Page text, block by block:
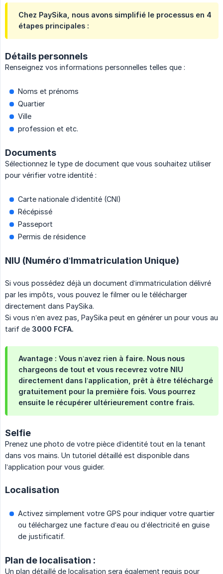
Chez PaySika, nous avons simplifié le processus en 4
étapes principales :
Détails personnels
Renseignez vos informations personnelles telles que :
Noms et prénoms
Quartier
Ville
profession et etc.
Documents
Sélectionnez le type de document que vous souhaitez utiliser
pour vérifier votre identité :
Carte nationale d’identité (CNI)
Récépissé
Passeport
Permis de résidence
NIU (Numéro d’Immatriculation Unique)
Si vous possédez déjà un document d’immatriculation délivré
par les impôts, vous pouvez le filmer ou le télécharger
directement dans PaySika.
Si vous n’en avez pas, PaySika peut en générer un pour vous au
tarif de 3000 FCFA.
Avantage : Vous n’avez rien à faire. Nous nous
chargeons de tout et vous recevrez votre NIU
directement dans l’application, prêt à être téléchargé
gratuitement pour la première fois. Vous pourrez
ensuite le récupérer ultérieurement contre frais.
Selfie
Prenez une photo de votre pièce d’identité tout en la tenant
dans vos mains. Un tutoriel détaillé est disponible dans
l’application pour vous guider.
Localisation
Activez simplement votre GPS pour indiquer votre quartier
ou téléchargez une facture d’eau ou d’électricité en guise
de justificatif.
Plan de localisation :
Un plan détaillé de localisation sera également requis pour